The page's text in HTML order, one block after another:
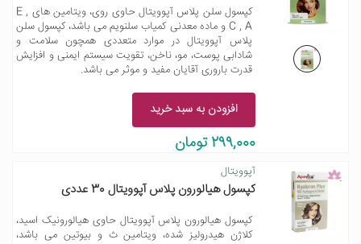
کپسول سلن پلاس آپوویتال حاوی روی، ویتامین های E ,
C , A و ماده معدنی کمیاب سلنویم می باشد، کپسول سلن
پلاس آپوویتال در موارد متعددی همچون سلامت و
شادابی پوست، مو، ناخن، تقویت سیستم ایمنی و افزایش
قدرت باروری آقایان مفید و موثر می باشد.
افزودن به سبد خرید
299,000 تومان
آپوویتال
کپسول هیالورون پلاس آپوویتال 30 عددی
کپسول هیالورون پلاس آپوویتال حاوی هیالورونیک اسید،
کلاژن هیدرولیز شده، ویتامین ث و بیوتین می باشد،